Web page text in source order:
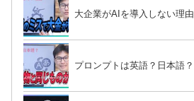
大企業がAIを導入しない理由
プロンプトは英語？日本語？